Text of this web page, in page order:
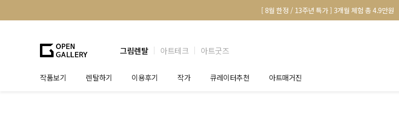
[ 8월 한정 / 13주년 특가 ] 3개월 체험 총 4.9만원
그림렌탈 아트테크 아트굿즈
작품보기 렌탈하기 이용후기 작가 큐레이터추천 아트매거진